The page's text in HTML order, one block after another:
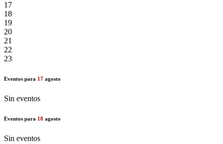
17
18
19
20
21
22
23
Eventos para 17 agosto
Sin eventos
Eventos para 18 agosto
Sin eventos